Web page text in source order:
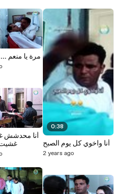
17 مرة يا منعم ... 17 مرة
أنا محدشش
الزعيم
0:38
أنا واخوي كل يوم الصبح
2 years ago